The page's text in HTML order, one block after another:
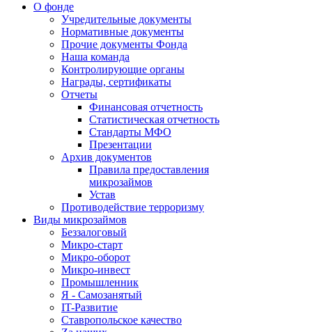
О фонде
Учредительные документы
Нормативные документы
Прочие документы Фонда
Наша команда
Контролирующие органы
Награды, сертификаты
Отчеты
Финансовая отчетность
Статистическая отчетность
Стандарты МФО
Презентации
Архив документов
Правила предоставления
микрозаймов
Устав
Противодействие терроризму
Виды микрозаймов
Беззалоговый
Микро-старт
Микро-оборот
Микро-инвест
Промышленник
Я - Самозанятый
IT-Развитие
Ставропольское качество